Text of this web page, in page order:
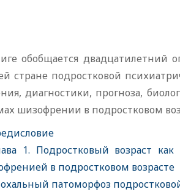
обобщается
стране подростковой
диагностики, прогноза,
шизофрении в подростковом
1. Подростковый возраст как
в подростковом возрасте
патоморфоз